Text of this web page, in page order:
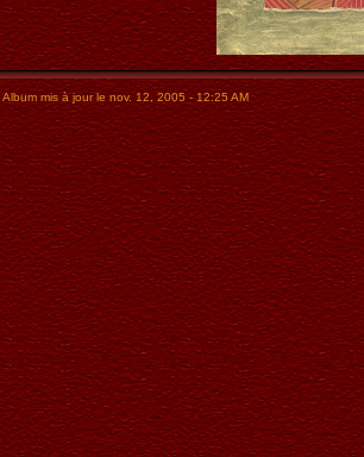
Album mis à jour le nov. 12, 2005 - 12:25 AM